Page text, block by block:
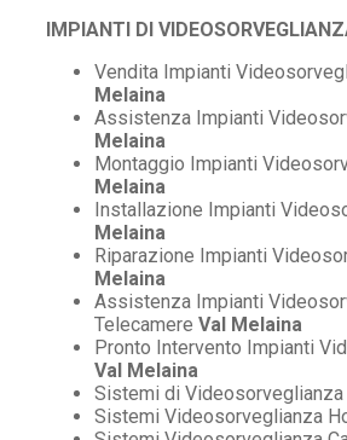
IMPIANTI DI
Vendita Impianti
Melaina
Assistenza Impianti
Melaina
Montaggio Impianti
Melaina
Installazione Impianti
Melaina
Riparazione Impianti
Melaina
Assistenza Impianti
Telecamere Val Melaina
Pronto Intervento Impianti
Val Melaina
Sistemi di Videosorveglianza
Sistemi Videosorveglianza